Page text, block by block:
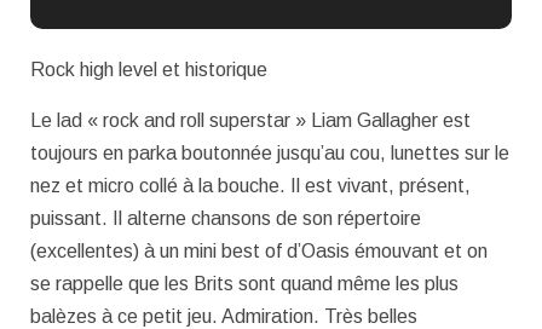
Rock high level et historique
Le lad « rock and roll superstar » Liam Gallagher est
toujours en parka boutonnée jusqu’au cou, lunettes sur le
nez et micro collé à la bouche. Il est vivant, présent,
puissant. Il alterne chansons de son répertoire
(excellentes) à un mini best of d’Oasis émouvant et on
se rappelle que les Brits sont quand même les plus
balèzes à ce petit jeu. Admiration. Très belles